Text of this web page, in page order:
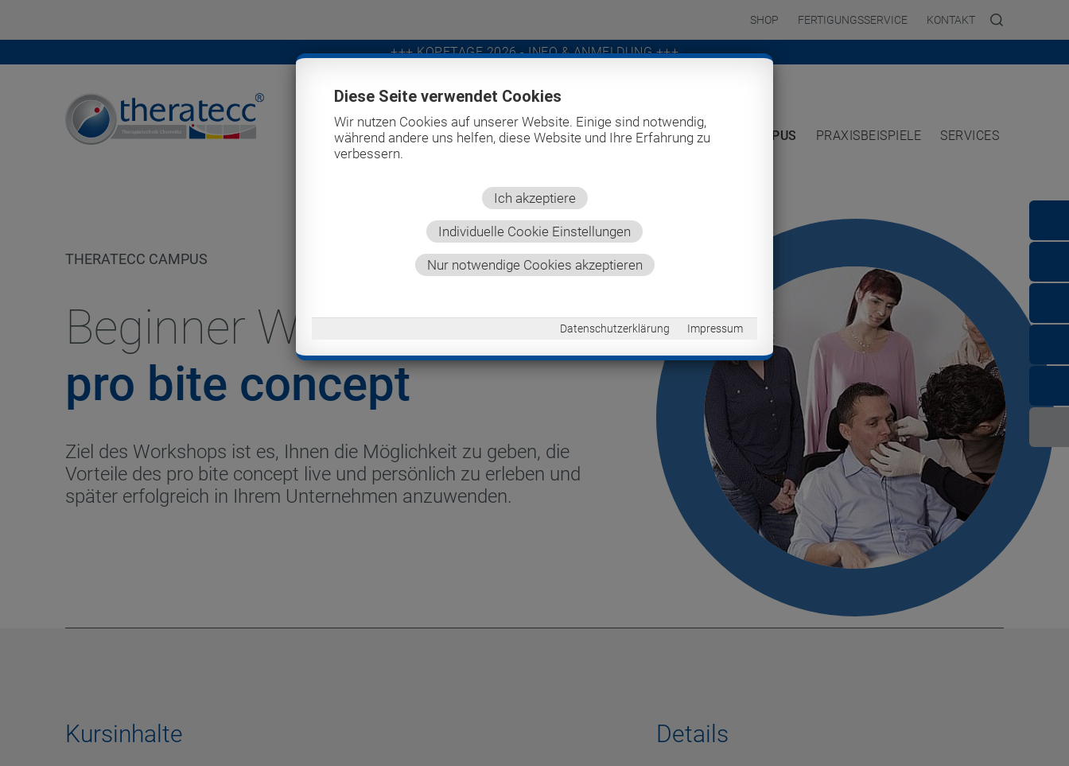
Diese Seite verwendet Cookies
Wir nutzen Cookies auf unserer Website. Einige sind notwendig,
während andere uns helfen, diese Website und Ihre Erfahrung zu
verbessern.
Ich akzeptiere
Individuelle Cookie Einstellungen
Nur notwendige Cookies akzeptieren
Datenschutzerklärung Impressum
SHOP FERTIGUNGSSERVICE KONTAKT
+++ KOPFTAGE 2026 - INFO & ANMELDUNG +++
PRO BITE SCREEN-IT UNTERNEHMEN PRODUKTE CAMPUS PRAXISBEISPIELE SERVICES
THERATECC CAMPUS
Beginner Workshop
pro bite concept
Ziel des Workshops ist es, Ihnen die Möglichkeit zu geben, die
Vorteile des pro bite concept live und persönlich zu erleben und
später erfolgreich in Ihrem Unternehmen anzuwenden.
Kursinhalte Details